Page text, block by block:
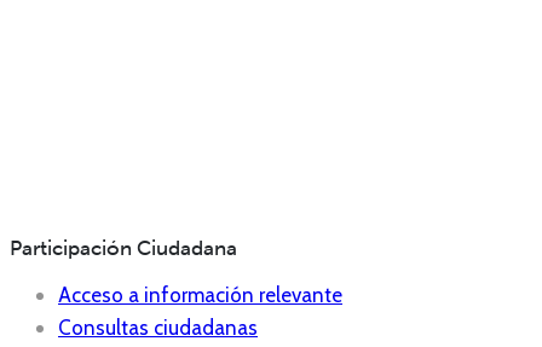
Participación Ciudadana
Acceso a información relevante
Consultas ciudadanas